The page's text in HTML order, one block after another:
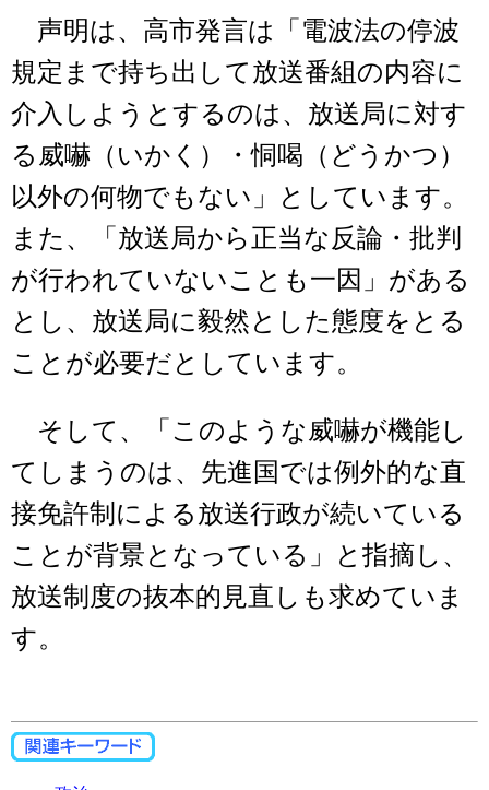
声明は、高市発言は「電波法の停波
規定まで持ち出して放送番組の内容に
介入しようとするのは、放送局に対す
る威嚇（いかく）・恫喝（どうかつ）
以外の何物でもない」としています。
また、「放送局から正当な反論・批判
が行われていないことも一因」がある
とし、放送局に毅然とした態度をとる
ことが必要だとしています。
そして、「このような威嚇が機能し
てしまうのは、先進国では例外的な直
接免許制による放送行政が続いている
ことが背景となっている」と指摘し、
放送制度の抜本的見直しも求めていま
す。